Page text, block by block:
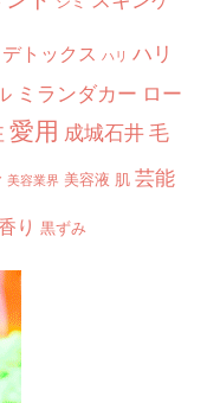
デトックス ハリ ハリ
ミランダカー ロー
愛用 成城石井毛
美容業界 美容液 肌 芸能
り 黒ずみ